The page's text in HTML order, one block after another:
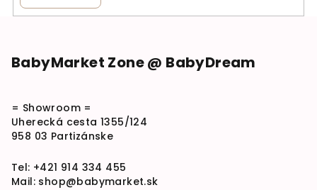
BabyMarket Zone @ BabyDream
= Showroom =
Uherecká cesta 1355/124
958 03 Partizánske
Tel: +421 914 334 455
Mail: shop@babymarket.sk